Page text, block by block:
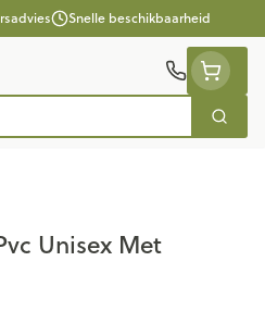
Snelle beschikbaarheid
Zoek
Unisex Met